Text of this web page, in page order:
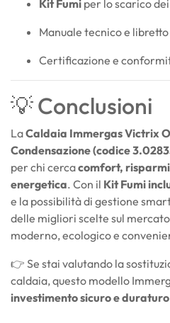
Kit Fumi per lo scarico
Manuale tecnico e
Certificazione e
💡 Conclusioni
LaCaldaia Immergas Victrix
Condensazione (codice
per chi cercacomfort,
energetica. Con il Kit Fumi
e la possibilità di gestione
delle migliori scelte sul
moderno, ecologico e
👉 Se stai valutando la
caldaia, questo modello
investimento sicuro e duraturo